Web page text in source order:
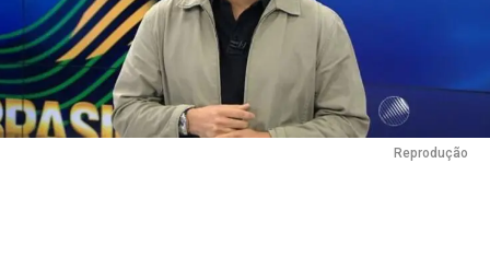
Reprodução